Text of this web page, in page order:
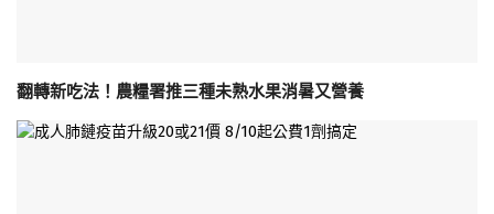
翻轉新吃法！農糧署推三種未熟水果消暑又營養